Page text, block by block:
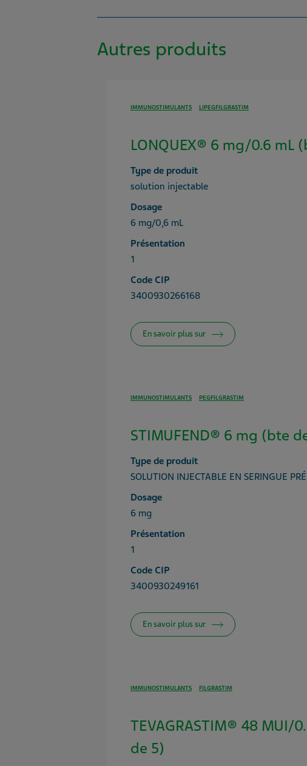
Autres produits
IMMUNOSTIMULANTS LIPEGFILGRASTIM
LONQUEX® 6 mg/0.6 mL
Type de produit
solution injectable
Dosage
6 mg/0,6 mL
Présentation
1
Code CIP
3400930266168
En savoir plus sur
IMMUNOSTIMULANTS PEGFILGRASTIM
STIMUFEND® 6 mg (bte
Type de produit
SOLUTION INJECTABLE EN SERINGUE
Dosage
6 mg
Présentation
1
Code CIP
3400930249161
En savoir plus sur
IMMUNOSTIMULANTS FILGRASTIM
TEVAGRASTIM® 48 MUI/
de 5)